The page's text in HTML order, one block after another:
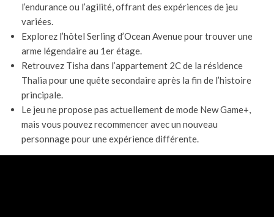
l’endurance ou l’agilité, offrant des expériences de jeu
variées.
Explorez l’hôtel Serling d’Ocean Avenue pour trouver une
arme légendaire au 1er étage.
Retrouvez Tisha dans l’appartement 2C de la résidence
Thalia pour une quête secondaire après la fin de l’histoire
principale.
Le jeu ne propose pas actuellement de mode New Game+,
mais vous pouvez recommencer avec un nouveau
personnage pour une expérience différente.